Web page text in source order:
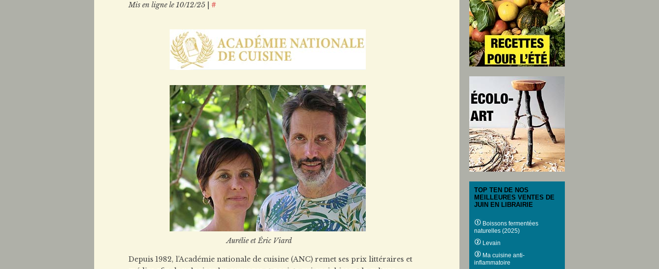
Mis en ligne le 10/12/25 #
Aurélie et Éric Viard
Depuis 1982, l’Académie nationale de cuisine (ANC) remet ses prix littéraires et
TOP TEN DE NOS
MEILLEURES VENTES DE
JUIN EN LIBRAIRIE
Boissons fermentées
naturelles (2025)
Levain
Ma cuisine anti-
inflammatoire